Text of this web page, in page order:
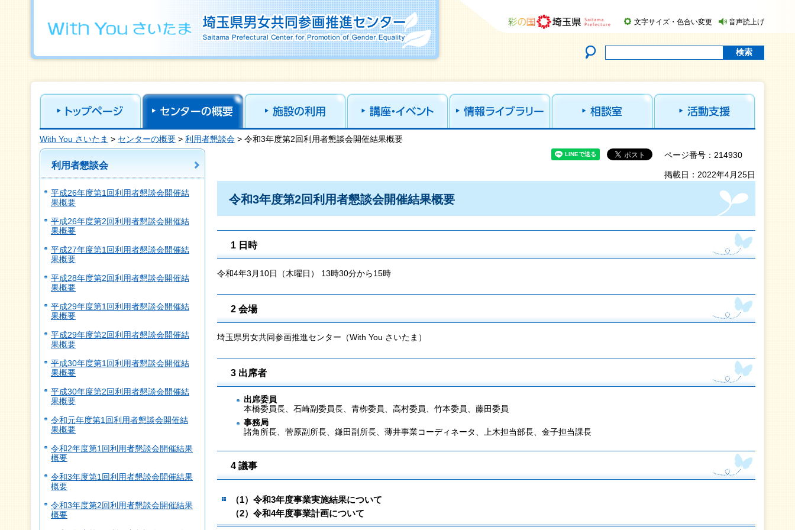
With you さいたま 埼玉県男女共同参画推進センター Saitama Prefectural Center for Promotion of
文字サイズ・色合い変更 音声読上げ
With You さいたま > センターの概要 > 利用者懇談会 > 令和3年度第2回利用者懇談会開催結果概要
利用者懇談会
平成26年度第1回利用者懇談会開催結
果概要
平成26年度第2回利用者懇談会開催結
果概要
平成27年度第1回利用者懇談会開催結
果概要
平成28年度第2回利用者懇談会開催結
果概要
平成29年度第1回利用者懇談会開催結
果概要
平成29年度第2回利用者懇談会開催結
果概要
平成30年度第1回利用者懇談会開催結
果概要
平成30年度第2回利用者懇談会開催結
果概要
令和元年度第1回利用者懇談会開催結
果概要
令和2年度第1回利用者懇談会開催結果
概要
令和3年度第1回利用者懇談会開催結果
概要
令和3年度第2回利用者懇談会開催結果
概要
ページ番号：214930
掲載日：2022年4月25日
令和3年度第2回利用者懇談会開催結果概要
1 日時
令和4年3月10日（木曜日） 13時30分から15時
2 会場
埼玉県男女共同参画推進センター（With You さいたま）
3 出席者
出席委員
本橋委員長、石崎副委員長、青栁委員、高村委員、竹本委員、藤田委員
事務局
諸角所長、菅原副所長、鎌田副所長、薄井事業コーディネータ、上木担当部長、金子担当課長
4 議事
（1）令和3年度事業実施結果について
（2）令和4年度事業計画について